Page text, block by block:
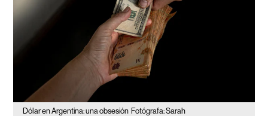
Dólar en Argentina: una obsesión Fotógrafa: Sarah